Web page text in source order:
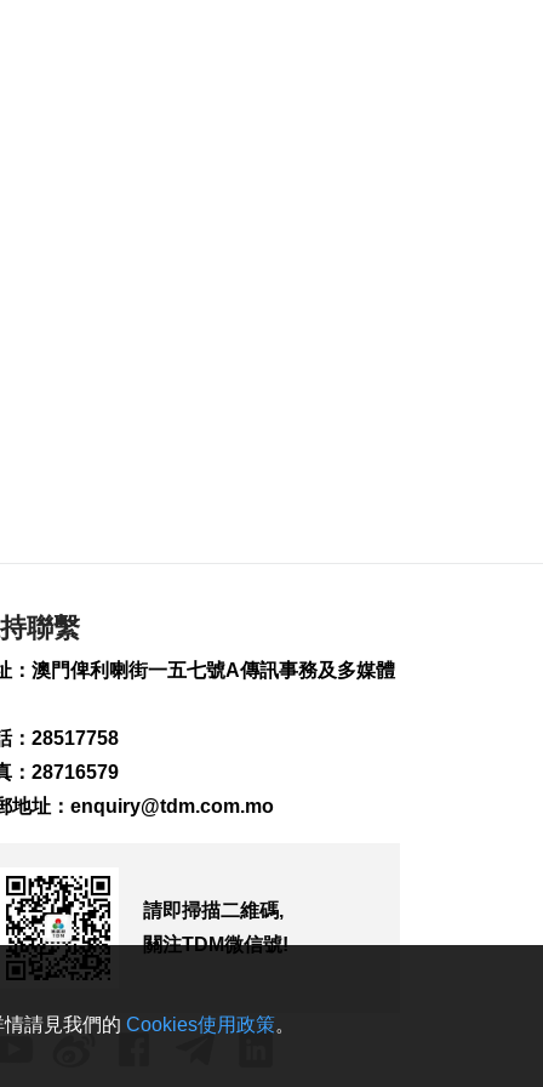
2026-08-07 19:07
2026-08-07 18:45
暑中心延長夜間開放
2026-08-07 18:20
體育局構建運動員全
週期支援體系
聯繫
：澳門俾利喇街一五七號A傳訊事務及多媒體
：28517758
：28716579
地址： enquiry@tdm.com.mo
請即掃描二維碼,
關注TDM微信號!
請見我們的 Cookies使用政策。